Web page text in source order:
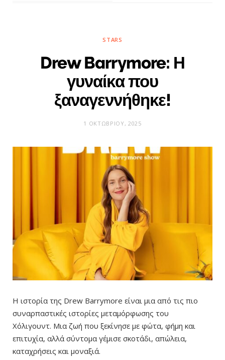
STARS
Drew Barrymore: Η
γυναίκα που
ξαναγεννήθηκε!
1 ΟΚΤΩΒΡΊΟΥ, 2025
Η ιστορία της Drew Barrymore είναι μια από τις πιο
συναρπαστικές ιστορίες μεταμόρφωσης του
Χόλιγουντ. Μια ζωή που ξεκίνησε με φώτα, φήμη και
επιτυχία, αλλά σύντομα γέμισε σκοτάδι, απώλεια,
καταχρήσεις και μοναξιά.